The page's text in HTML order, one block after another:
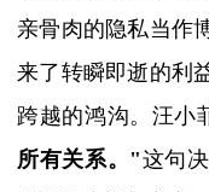
亲骨肉的隐私当作
来了转瞬即逝的利
跨越的鸿沟。汪小
所有关系。 "这句